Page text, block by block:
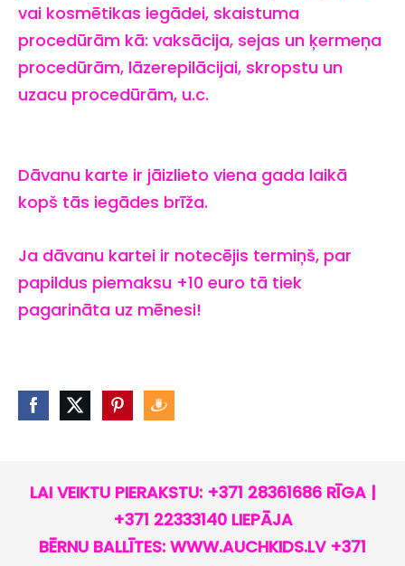
vai kosmētikas iegādei, skaistuma
procedūrām kā: vaksācija, sejas un ķermeņa
procedūrām, lāzerepilācijai, skropstu un
uzacu procedūrām, u.c.
Dāvanu karte ir jāizlieto viena gada laikā
kopš tās iegādes brīža.
Ja dāvanu kartei ir notecējis termiņš, par
papildus piemaksu +10 euro tā tiek
pagarināta uz mēnesi!
LAI VEIKTU PIERAKSTU: +371 28361686 RĪGA |
+371 22333140 LIEPĀJA
BĒRNU BALLĪTES: WWW.AUCHKIDS.LV +371